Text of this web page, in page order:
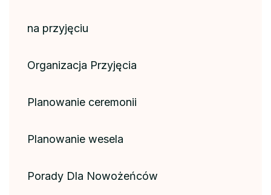
na przyjęciu
Organizacja Przyjęcia
Planowanie ceremonii
Planowanie wesela
Porady Dla Nowożeńców